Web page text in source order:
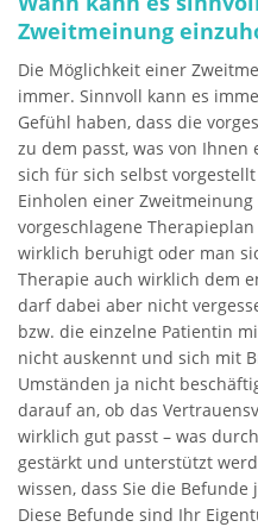
Zweitmeinung
Die Möglichkeit einer
immer. Sinnvoll kann es
Gefühl haben, dass die
zu dem passt, was von
sich für sich selbst
Einholen einer
vorgeschlagene
wirklich beruhigt oder man
Therapie auch wirklich dem
darf dabei aber nicht
bzw. die einzelne Patientin
nicht auskennt und sich mit
Umständen ja nicht
darauf an, ob das
wirklich gut passt – was
gestärkt und unterstützt
wissen, dass Sie die
Diese Befunde sind Ihr